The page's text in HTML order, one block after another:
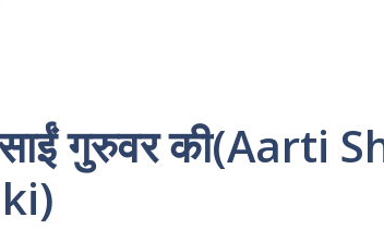
गुरुवर की(Aarti